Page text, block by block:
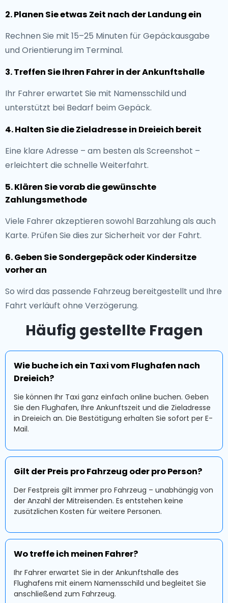
2. Planen Sie etwas Zeit nach der Landung ein
Rechnen Sie mit 15–25 Minuten für Gepäckausgabe
und Orientierung im Terminal.
3. Treffen Sie Ihren Fahrer in der Ankunftshalle
Ihr Fahrer erwartet Sie mit Namensschild und
unterstützt bei Bedarf beim Gepäck.
4. Halten Sie die Zieladresse in Dreieich bereit
Eine klare Adresse – am besten als Screenshot –
erleichtert die schnelle Weiterfahrt.
5. Klären Sie vorab die gewünschte
Zahlungsmethode
Viele Fahrer akzeptieren sowohl Barzahlung als auch
Karte. Prüfen Sie dies zur Sicherheit vor der Fahrt.
6. Geben Sie Sondergepäck oder Kindersitze
vorher an
So wird das passende Fahrzeug bereitgestellt und Ihre
Fahrt verläuft ohne Verzögerung.
Häufig gestellte Fragen
Wie buche ich ein Taxi vom Flughafen nach
Dreieich?
Sie können Ihr Taxi ganz einfach online buchen. Geben
Sie den Flughafen, Ihre Ankunftszeit und die Zieladresse
in Dreieich an. Die Bestätigung erhalten Sie sofort per E-
Mail.
Gilt der Preis pro Fahrzeug oder pro Person?
Der Festpreis gilt immer pro Fahrzeug – unabhängig von
der Anzahl der Mitreisenden. Es entstehen keine
zusätzlichen Kosten für weitere Personen.
Wo treffe ich meinen Fahrer?
Ihr Fahrer erwartet Sie in der Ankunftshalle des
Flughafens mit einem Namensschild und begleitet Sie
anschließend zum Fahrzeug.